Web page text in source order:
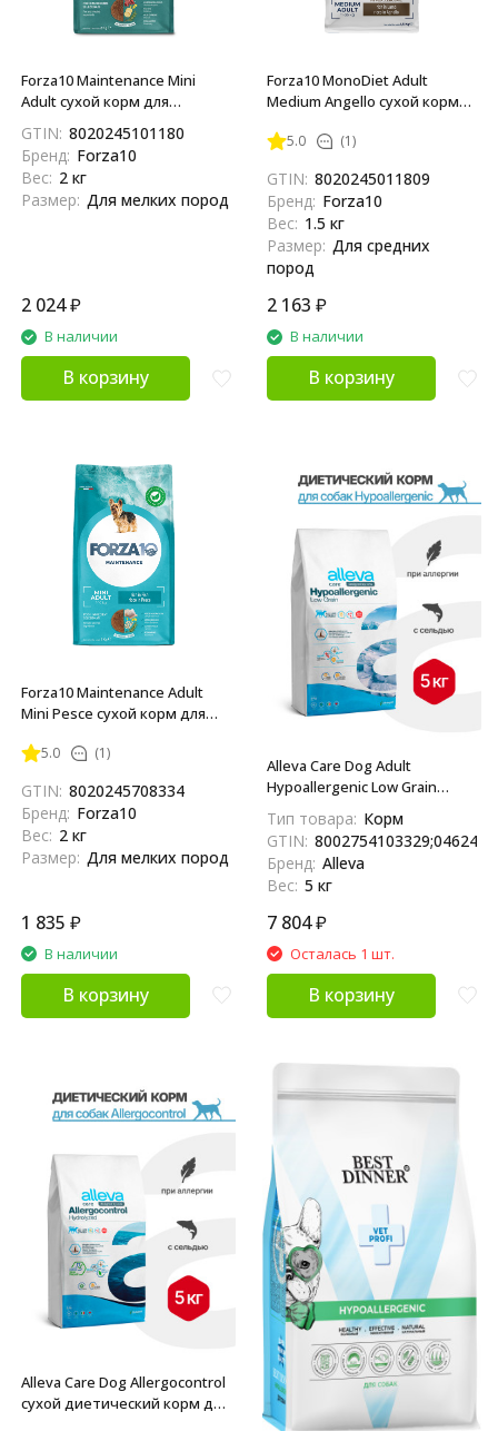
Forza10 Maintenance Mini
Adult сухой корм для
пород с олениной и
картофелем - 2 кг
GTIN: 8020245101180
Бренд: Forza10
Вес: 2 кг
Размер: Для мелких пород
2 024₽
В наличии
В корзину
Forza10 MonoDiet Adult
Medium Angello сухой корм
пород с ягненком - 1,5 кг
5.0 (1)
GTIN: 8020245011809
Бренд: Forza10
Вес: 1.5 кг
Размер: Для средних
пород
2 163 ₽
В наличии
В корзину
Forza10 Maintenance Adult
Mini Pesce сухой корм для
пород с рыбой - 2 кг
5.0 (1)
GTIN: 8020245708334
Бренд: Forza10
Вес: 2 кг
Размер: Для мелких пород
1 835 ₽
В наличии
В корзину
Alleva Care Dog Adult
Hypoallergenic Low Grain
гипоаллергенный корм для
взрослых собак для
снижения пищевой
непереносимости - 5 кг
Тип товара: Корм
GTIN:
Бренд: Alleva
Вес: 5 кг
7 804₽
Осталась 1 шт.
В корзину
Alleva Care Dog Allergocontrol
сухой диетический корм для